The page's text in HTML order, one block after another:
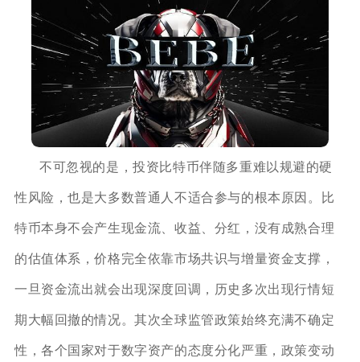
不可忽视的是，投资比特币伴随多重难以规避的硬
性风险，也是大多数普通人不适合参与的根本原因。比
特币本身不会产生现金流、收益、分红，没有成熟合理
的估值体系，价格完全依靠市场共识与增量资金支撑，
一旦资金流出就会出现深度回调，历史多次出现行情短
期大幅回撤的情况。其次全球监管政策始终充满不确定
性，各个国家对于数字资产的态度分化严重，政策变动